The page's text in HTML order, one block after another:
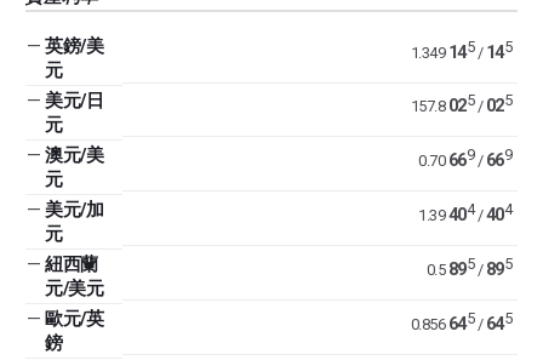
— 英鎊/美
元
1.349 145/ 145
— 美元/日
元
157.8 025/ 025
— 澳元/美
元
0.70 669/ 669
— 美元/加
元
1.39 404/404
— 紐西蘭
元/美元
0.5 895/ 895
— 歐元/英
鎊
0.856 645/ 645